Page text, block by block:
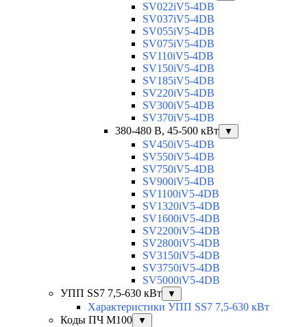
SV022iV5-4DB
SV037iV5-4DB
SV055iV5-4DB
SV075iV5-4DB
SV110iV5-4DB
SV150iV5-4DB
SV185iV5-4DB
SV220iV5-4DB
SV300iV5-4DB
SV370iV5-4DB
380-480 В, 45-500 кВт
▼
SV450iV5-4DB
SV550iV5-4DB
SV750iV5-4DB
SV900iV5-4DB
SV1100iV5-4DB
SV1320iV5-4DB
SV1600iV5-4DB
SV2200iV5-4DB
SV2800iV5-4DB
SV3150iV5-4DB
SV3750iV5-4DB
SV5000iV5-4DB
УПП SS7 7,5-630 кВт
▼
Характеристики УПП SS7 7,5-630 кВт
Коды ПЧ М100
▼